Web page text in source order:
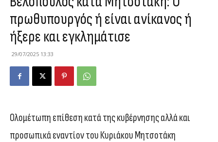
πρωθυπουργός ή είναι ανίκανος ή
ήξερε και εγκλημάτισε
29/07/2025 13:33
Ολομέτωπη επίθεση κατά της κυβέρνησης αλλά και
προσωπικά εναντίον του Κυριάκου Μητσοτάκη